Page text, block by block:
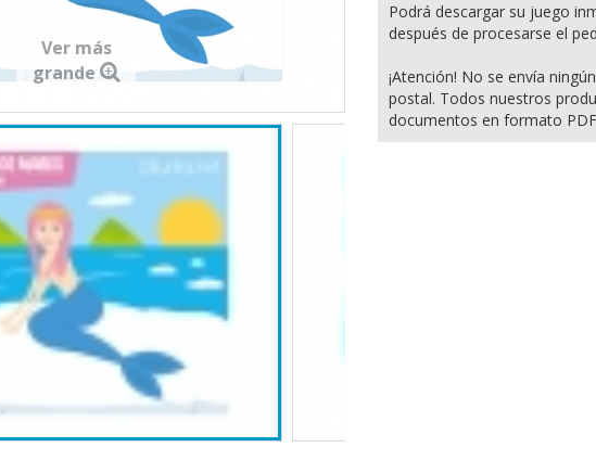
Ver más
grande
Podrá descargar su juego
después de procesarse el
¡Atención! No se envía
postal. Todos nuestros
documentos en formato